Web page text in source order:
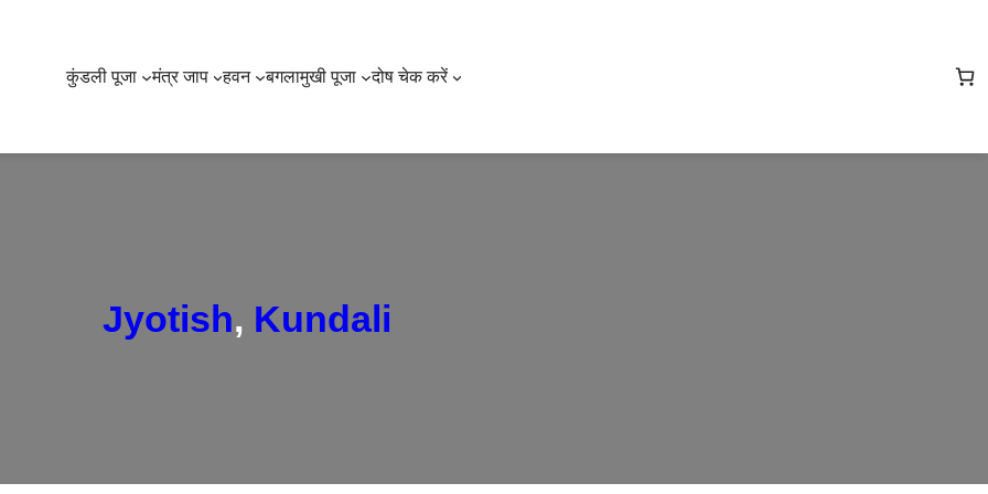
कुंडली पूजा मंत्र जाप हवन बगलामुखी पूजा दोष चेक करें
Jyotish, Kundali